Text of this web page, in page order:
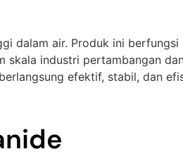
dalam air. Produk ini berfungsi
skala industri pertambangan
efektif, stabil, dan